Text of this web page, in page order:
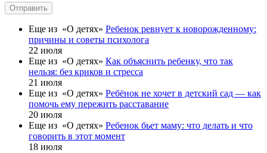
Отправить
Еще из «О детях» Ребенок ревнует к новорожденному:
причины и советы психолога
22 июля
Еще из «О детях» Как объяснить ребенку, что так
нельзя: без криков и стресса
21 июля
Еще из «О детях» Ребёнок не хочет в детский сад — как
помочь ему пережить расставание
20 июля
Еще из «О детях» Ребенок бьет маму: что делать и что
говорить в этот момент
18 июля